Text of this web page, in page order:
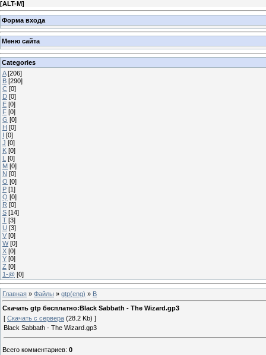
[ALT-M]
Форма входа
Меню сайта
Categories
A [206]
B [290]
C [0]
D [0]
E [0]
F [0]
G [0]
H [0]
I [0]
J [0]
K [0]
L [0]
M [0]
N [0]
O [0]
P [1]
Q [0]
R [0]
S [14]
T [3]
U [3]
V [0]
W [0]
X [0]
Y [0]
Z [0]
1-@ [0]
Главная » Файлы » gtp(eng) » B
Скачать gtp бесплатно:Black Sabbath - The Wizard.gp3
[ Скачать с сервера (28.2 Kb) ]
Black Sabbath - The Wizard.gp3
Всего комментариев: 0